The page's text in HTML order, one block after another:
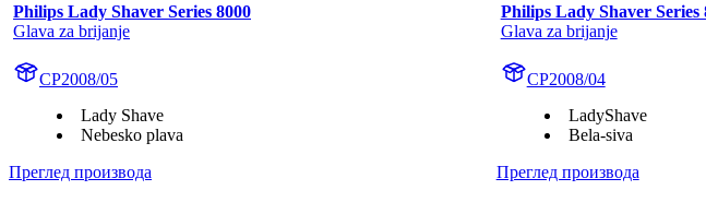
Philips Lady Shaver Series 8000
Glava za brijanje
CP2008/05
Lady Shave
Nebesko plava
Преглед производа
Philips Lady Shaver Series
Glava za brijanje
CP2008/04
LadyShave
Bela-siva
Преглед производа